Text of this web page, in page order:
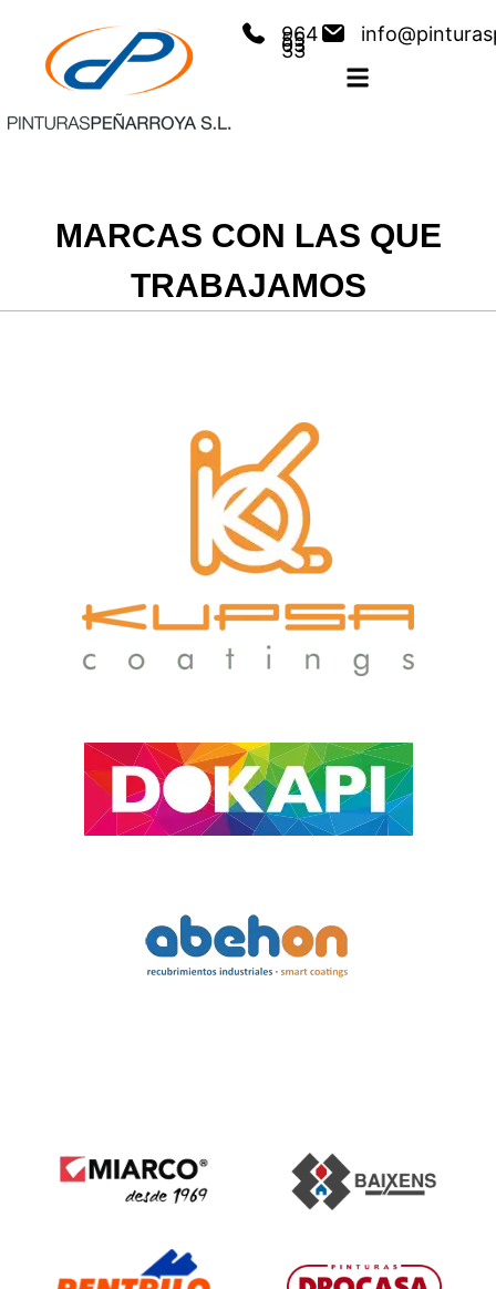
964
55
03
33
MARCAS CON LAS QUE
TRABAJAMOS